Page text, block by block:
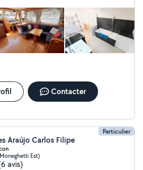
Contacter
Particulier
Araújo Carlos Filipe
Est)
avis)